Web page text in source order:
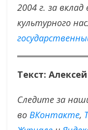
2004 г. за вклад
культурного
Текст:
Следите за
во ВКонтакте,